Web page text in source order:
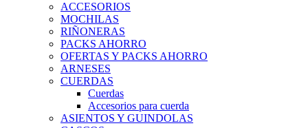
ACCESORIOS
MOCHILAS
RIÑONERAS
PACKS AHORRO
OFERTAS Y PACKS AHORRO
ARNESES
CUERDAS
Cuerdas
Accesorios para cuerda
ASIENTOS Y GUINDOLAS